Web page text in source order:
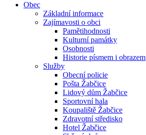
Obec
Základní informace
Zajímavosti o obci
Pamětihodnosti
Kulturní památky
Osobnosti
Historie písmem i obrazem
Služby
Obecní policie
Pošta Žabčice
Lidový dům Žabčice
Sportovní hala
Koupaliště Žabčice
Zdravotní středisko
Hotel Žabčice